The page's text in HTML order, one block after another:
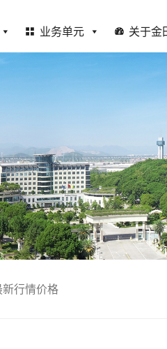
业务单元 关于金
行情价格